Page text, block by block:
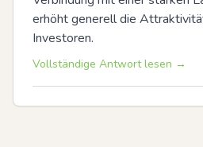
erhöht generell die
Investoren.
Vollständige Antwort lesen →